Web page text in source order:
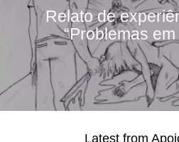
Relato de
“Problemas
Latest from